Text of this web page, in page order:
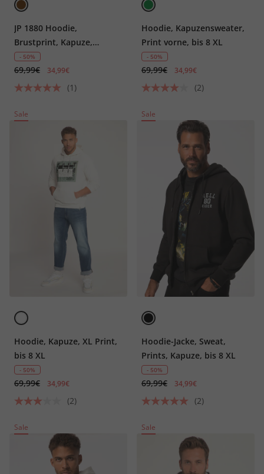
JP 1880 Hoodie,
Brustprint, Kapuze,
Kängurutasche, bis 8 XL
- 50%
69,99€ 34,99€
(1)
Hoodie, Kapuzensweater,
Print vorne, bis 8 XL
- 50%
69,99€ 34,99€
(2)
Sale
Hoodie, Kapuze, XL Print,
bis 8 XL
- 50%
69,99€ 34,99€
(2)
Sale
Hoodie-Jacke, Sweat,
Prints, Kapuze, bis 8 XL
- 50%
69,99€ 34,99€
(2)
Sale Sale